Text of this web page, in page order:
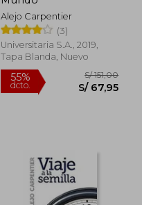
Alejo Carpentier
(3)
Universitaria S.A., 2019,
Tapa Blanda, Nuevo